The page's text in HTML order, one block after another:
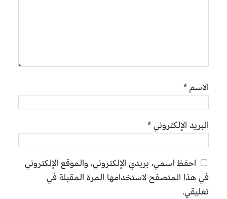
الاسم*
البريد الإلكتروني*
احفظ اسمي، بريدي الإلكتروني، والموقع الإلكتروني
في هذا المتصفح لاستخدامها المرة المقبلة في
تعليقي.